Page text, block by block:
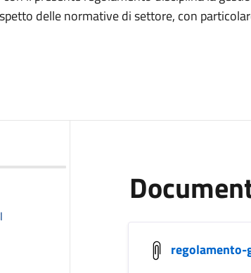
delle normative di settore, con